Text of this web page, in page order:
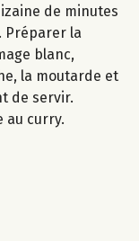
de minutes
Préparer la
blanc,
la moutarde et
de servir.
au curry.